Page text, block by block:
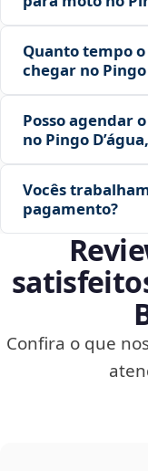
Quanto tempo
chegar no Pingo
Posso agendar
no Pingo
Vocês
pagamento?
Confira o que